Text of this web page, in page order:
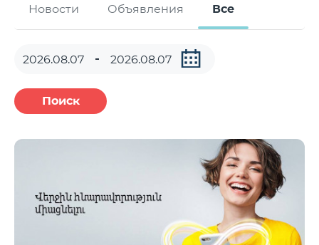
Новости Объявления Все
Поиск